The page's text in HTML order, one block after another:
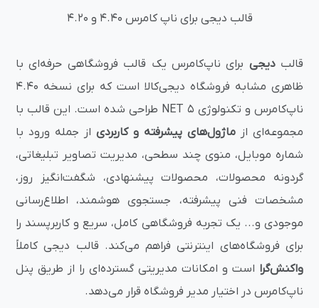
قالب دیجی برای ناپ کامرس 4.40 و 4.20
قالبدیجی برای ناپ‌کامرس یک قالب فروشگاهی حرفه‌ای با
ظاهری مشابه فروشگاه دیجی‌کالا است که برای نسخه 4.40
ناپ‌کامرس و تکنولوژی NET 5 طراحی شده است. این قالب با
مجموعه‌ای از ماژول‌های پیشرفته و کاربردی از جمله ورود با
شماره موبایل، منوی چند سطحی، مدیریت تصاویر تبلیغاتی،
گردونه محصولات، محصولات پیشنهادی، شگفت‌انگیز روز،
مشخصات فنی پیشرفته، جستجوی هوشمند، اطلاع‌رسانی
موجودی و... یک تجربه فروشگاهی کامل، سریع و کاربرپسند را
برای فروشگاه‌های اینترنتی فراهم می‌کند. قالب دیجی کاملاً
واکنش‌گرا است و امکانات مدیریتی گسترده‌ای را از طریق پنل
ناپ‌کامرس در اختیار مدیر فروشگاه قرار می‌دهد.